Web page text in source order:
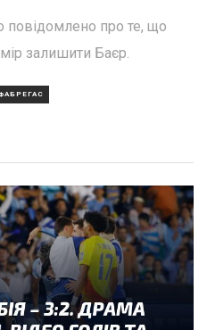
повідомлено про те, що
залишити Баєр.